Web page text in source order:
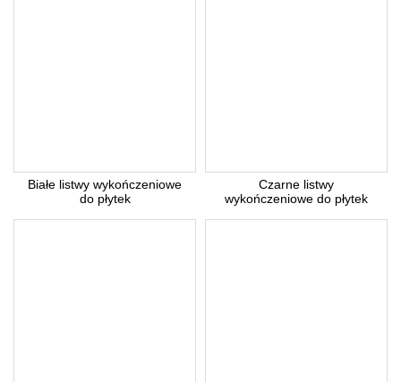
Białe listwy wykończeniowe
do płytek
Czarne listwy
wykończeniowe do płytek